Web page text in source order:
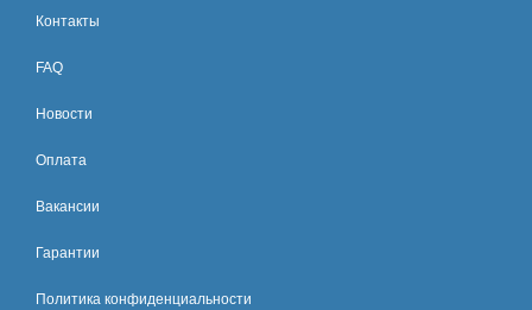
Контакты
FAQ
Новости
Оплата
Вакансии
Гарантии
Политика конфиденциальности